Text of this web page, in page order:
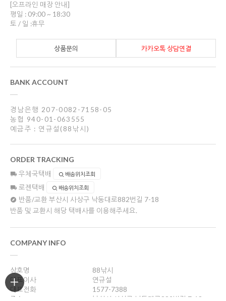
[오프라인 매장 안내]
평일 : 09:00 ~ 18:30
토 / 일 :휴무
카카오톡 상담연결
상품문의
BANK ACCOUNT
경남은행 207-0082-7158-05
농협 940-01-063555
예금주 : 연규설(88낚시)
ORDER TRACKING
우체국택배 배송위치조회
로젠택배 배송위치조회
반품/교환 부산시 사상구 낙동대로882번길 7-18
반품 및 교환시 해당 택배사를 이용해주세요.
COMPANY INFO
상호명
88낚시
대표이사
연규설
대표전화
1577-7388
주소
부산시 사상구 낙동대로882번길 7-18